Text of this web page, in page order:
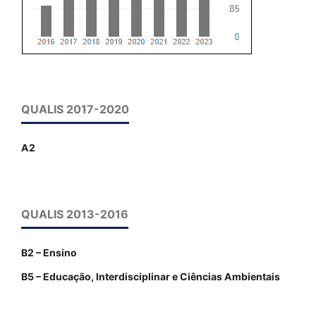
QUALIS 2017-2020
A2
QUALIS 2013-2016
B2 – Ensino
B5 – Educação, Interdisciplinar e Ciências Ambientais